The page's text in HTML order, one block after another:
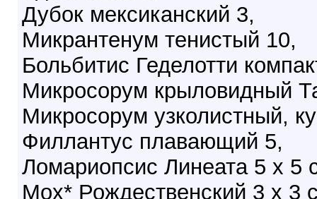
Дубок мексиканский 3,
Микрантенум тенистый 10,
Больбитис Геделотти
Микросорум крыловидный
Микросорум узколистный,
Филлантус плавающий 5,
Ломариопсис Линеата 5 х 5
Мох* Рождественский 3 х 3